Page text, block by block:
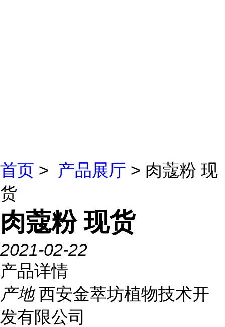
首页 > 产品展厅 > 肉蔻粉 现
货
肉蔻粉 现货
2021-02-22
产品详情
产地 西安金萃坊植物技术开
发有限公司